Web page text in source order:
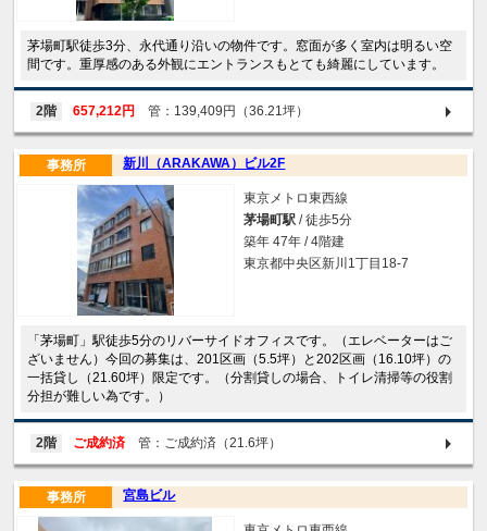
茅場町駅徒歩3分、永代通り沿いの物件です。窓面が多く室内は明るい空
間です。重厚感のある外観にエントランスもとても綺麗にしています。
2階 657,212円 管：139,409円（36.21坪）
新川（ARAKAWA）ビル2F
事務所
東京メトロ東西線
茅場町駅 / 徒歩5分
築年 47年 / 4階建
東京都中央区新川1丁目18-7
「茅場町」駅徒歩5分のリバーサイドオフィスです。（エレベーターはご
ざいません）今回の募集は、201区画（5.5坪）と202区画（16.10坪）の
一括貸し（21.60坪）限定です。（分割貸しの場合、トイレ清掃等の役割
分担が難しい為です。）
2階 ご成約済 管：ご成約済（21.6坪）
宮島ビル
事務所